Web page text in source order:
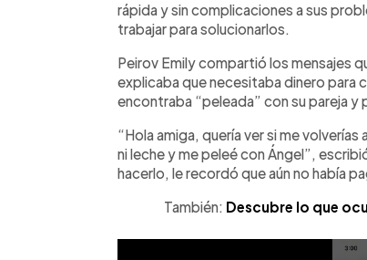
rápida y sin complicaciones a sus
trabajar para solucionarlos.
Peirov Emily compartió los mensajes
explicaba que necesitaba dinero para
encontraba “peleada” con su pareja y
“Hola amiga, quería ver si me
ni leche y me peleé con Ángel”,
hacerlo, le recordó que aún no había
También: Descubre lo que